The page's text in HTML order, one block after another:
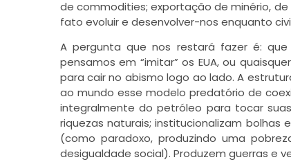
de commodities; exportação de minério,
fato evoluir e desenvolver-nos enquanto
A pergunta que nos restará fazer é:
pensamos em “imitar” os EUA, ou
para cair no abismo logo ao lado. A
ao mundo esse modelo predatório de
integralmente do petróleo para tocar
riquezas naturais; institucionalizam
(como paradoxo, produzindo uma
desigualdade social). Produzem guerras e